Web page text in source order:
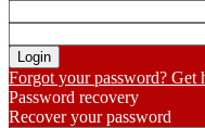
Forgot your password? Get
Password recovery
Recover your password